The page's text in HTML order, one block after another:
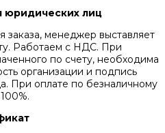
юридических лиц
заказа, менеджер выставляет
Работаем с НДС. При
по счету, необходима
организации и подпись
При оплате по безналичному